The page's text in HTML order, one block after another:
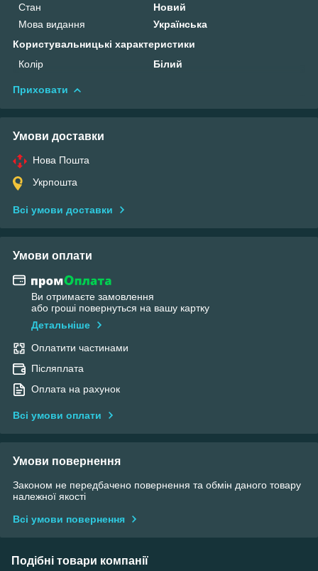
Стан
Новий
Мова видання
Українська
Користувальницькі характеристики
Колір
Білий
Приховати
Умови доставки
Нова Пошта
Укрпошта
Всі умови доставки
Умови оплати
Ви отримаєте замовлення
або гроші повернуться на вашу картку
Детальніше
Оплатити частинами
Післяплата
Оплата на рахунок
Всі умови оплати
Умови повернення
Законом не передбачено повернення та обмін даного товару
належної якості
Всі умови повернення
Подібні товари компанії